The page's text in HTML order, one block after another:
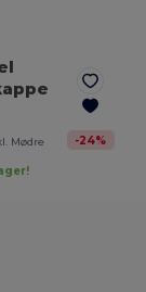
Mødre -24%